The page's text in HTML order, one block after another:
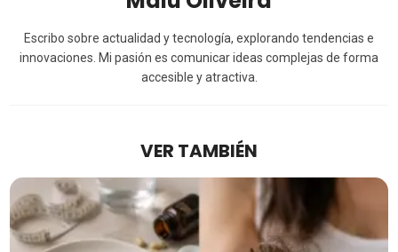
Escribo sobre actualidad y tecnología, explorando tendencias e
innovaciones. Mi pasión es comunicar ideas complejas de forma
accesible y atractiva.
VER TAMBIÉN